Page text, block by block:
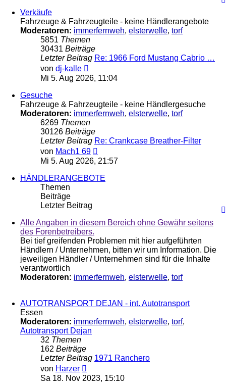
Verkäufe
Fahrzeuge & Fahrzeugteile - keine Händlerangebote
Moderatoren: immerfernweh, elsterwelle, torf
5851 Themen
30431 Beiträge
Letzter Beitrag Re: 1966 Ford Mustang Cabrio …
von dj-kalle
Beitrag
Mi 5. Aug 2026, 11:04
Gesuche
Fahrzeuge & Fahrzeugteile - keine Händlergesuche
Moderatoren: immerfernweh, elsterwelle, torf
6269 Themen
30126 Beiträge
Letzter Beitrag Re: Crankcase Breather-Filter
von Mach1 69
Beitrag
Mi 5. Aug 2026, 21:57
HÄNDLERANGEBOTE
Themen
Beiträge
Letzter Beitrag
Alle Angaben in diesem Bereich ohne Gewähr seitens
des Forenbetreibers.
Bei tief greifenden Problemen mit hier aufgeführten
Händlern / Unternehmen, bitten wir um Information. Die
jeweiligen Händler / Unternehmen sind für die Inhalte
verantwortlich
Moderatoren: immerfernweh, elsterwelle, torf
AUTOTRANSPORT DEJAN - int. Autotransport
Essen
Moderatoren: immerfernweh, elsterwelle, torf,
Autotransport Dejan
32 Themen
162 Beiträge
Letzter Beitrag 1971 Ranchero
von Harzer
Beitrag
Sa 18. Nov 2023, 15:10